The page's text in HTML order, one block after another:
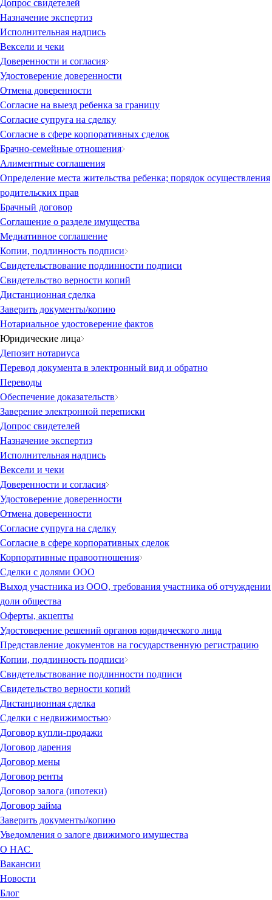
Допрос свидетелей
Назначение экспертиз
Исполнительная надпись
Вексели и чеки
Доверенности и согласия
Удостоверение доверенности
Отмена доверенности
Согласие на выезд ребенка за границу
Согласие супруга на сделку
Согласие в сфере корпоративных сделок
Брачно-семейные отношения
Алиментные соглашения
Определение места жительства ребенка; порядок осуществления
родительских прав
Брачный договор
Соглашение о разделе имущества
Медиативное соглашение
Копии, подлинность подписи
Свидетельствование подлинности подписи
Свидетельство верности копий
Дистанционная сделка
Заверить документы/копию
Нотариальное удостоверение фактов
Юридические лица
Депозит нотариуса
Перевод документа в электронный вид и обратно
Переводы
Обеспечение доказательств
Заверение электронной переписки
Допрос свидетелей
Назначение экспертиз
Исполнительная надпись
Вексели и чеки
Доверенности и согласия
Удостоверение доверенности
Отмена доверенности
Согласие супруга на сделку
Согласие в сфере корпоративных сделок
Корпоративные правоотношения
Сделки с долями ООО
Выход участника из ООО, требования участника об отчуждении
доли общества
Оферты, акцепты
Удостоверение решений органов юридического лица
Представление документов на государственную регистрацию
Копии, подлинность подписи
Свидетельствование подлинности подписи
Свидетельство верности копий
Дистанционная сделка
Сделки с недвижимостью
Договор купли-продажи
Договор дарения
Договор мены
Договор ренты
Договор залога (ипотеки)
Договор займа
Заверить документы/копию
Уведомления о залоге движимого имущества
О НАС
Вакансии
Новости
Блог